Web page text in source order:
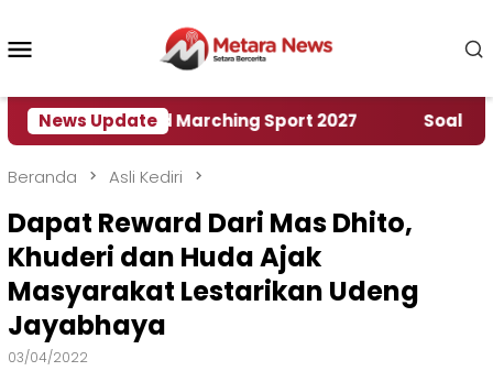
konten
News Update
World Marching Sport 2027 ‎Soal Rencana
Beranda Asli Kediri
Dapat Reward Dari Mas Dhito,
Khuderi dan Huda Ajak
Masyarakat Lestarikan Udeng
Jayabhaya
03/04/2022